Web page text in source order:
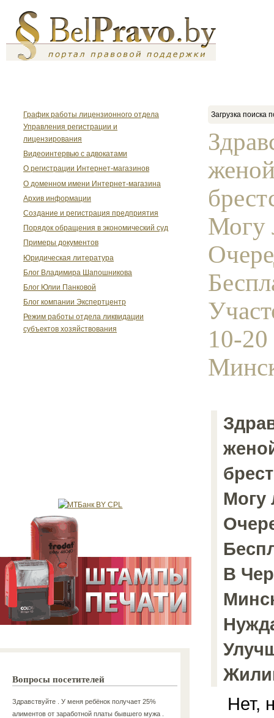
График работы лицензионного отдела
Управления регистрации и
лицензирования
Видеоинтервью с адвокатами
О регистрации Интернет-магазинов
О доменном имени Интернет-магазина
Архив информации
Создание и регистрация предприятия
Порядок обращения в экономический суд
Примеры документов
Юридическая литература
Блог Владимира Шапошникова
Блог Юлии Панковой
Блог компании Экспертцентр
Режим работы отдела ликвидации
субъектов хозяйствования
Вопросы посетителей
Здравствуйте . У меня ребёнок получает 25%
алиментов от заработной платы бывшего мужа .
Загрузка поиска
Могу
10-
Могу
В
Нет,